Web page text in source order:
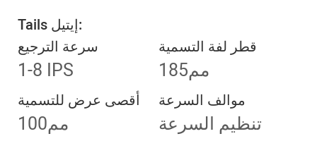
Tails إيتيل:
سرعة الترجيع
1-8 IPS
قطر لفة التسمية
مم185
أقصى عرض للتسمية
مم100
موالف السرعة
تنظيم السرعة